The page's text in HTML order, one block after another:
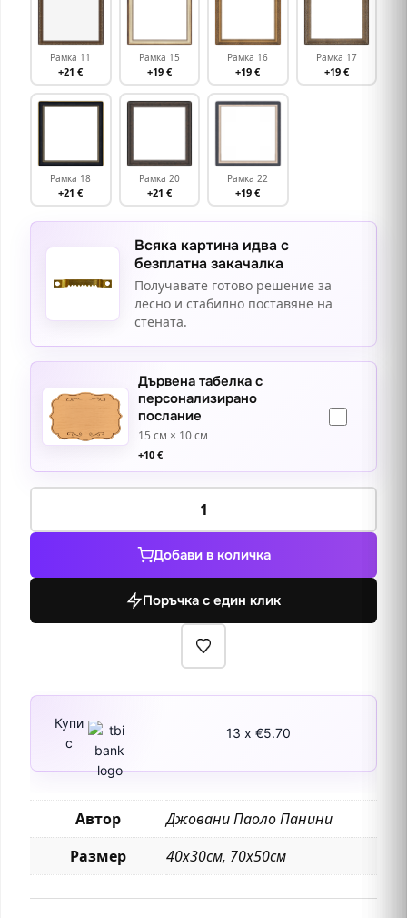
Рамка 11
+21 €
Рамка 15
+19 €
Рамка 16
+19 €
Рамка 17
+19 €
Рамка 18
+21 €
Рамка 20
+21 €
Рамка 22
+19 €
Всяка картина идва с
безплатна закачалка
Получавате готово решение за
лесно и стабилно поставяне на
стената.
Дървена табелка с
персонализирано
послание
15 см × 10 см
+10 €
количество
Римски
и
Добави в количка
Поръчка с един клик
Купи
с
13 x €5.70
Автор
Джовани Паоло Панини
Размер
40х30см, 70х50см